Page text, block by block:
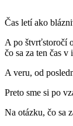
Čas letí ako
A po štvrťstoročí
čo sa za ten čas
A veru, od
Preto sme si po
Na otázku, čo sa